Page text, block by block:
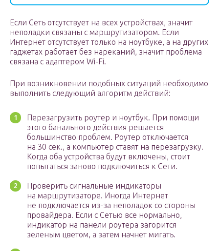
Если Сеть отсутствует на всех устройствах, значит
неполадки связаны с маршрутизатором. Если
Интернет отсутствует только на ноутбуке, а на других
гаджетах работает без нареканий, значит проблема
связана с адаптером Wi-Fi.
При возникновении подобных ситуаций необходимо
выполнить следующий алгоритм действий:
Перезагрузить роутер и ноутбук. При помощи
этого банального действия решается
большинство проблем. Роутер отключается
на 30 сек., а компьютер ставят на перезагрузку.
Когда оба устройства будут включены, стоит
попытаться заново подключиться к Сети.
Проверить сигнальные индикаторы
на маршрутизаторе. Иногда Интернет
не подключается из-за неполадок со стороны
провайдера. Если с Сетью все нормально,
индикатор на панели роутера загорится
зеленым цветом, а затем начнет мигать.